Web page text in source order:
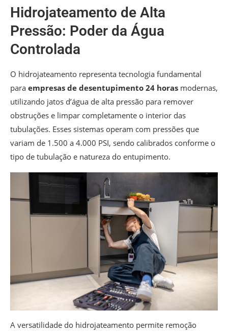
Hidrojateamento de Alta
Pressão: Poder da Água
Controlada
O hidrojateamento representa tecnologia fundamental
para empresas de desentupimento 24 horas modernas,
utilizando jatos d’água de alta pressão para remover
obstruções e limpar completamente o interior das
tubulações. Esses sistemas operam com pressões que
variam de 1.500 a 4.000 PSI, sendo calibrados conforme o
tipo de tubulação e natureza do entupimento.
A versatilidade do hidrojateamento permite remoção